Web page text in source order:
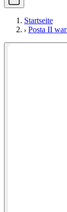
Startseite
Posta II